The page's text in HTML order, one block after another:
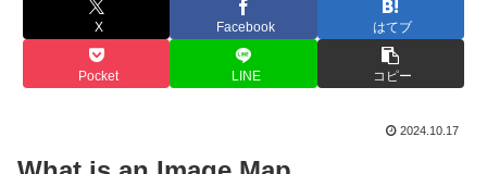
X Facebook はてブ
Pocket LINE コピー
2024.10.17